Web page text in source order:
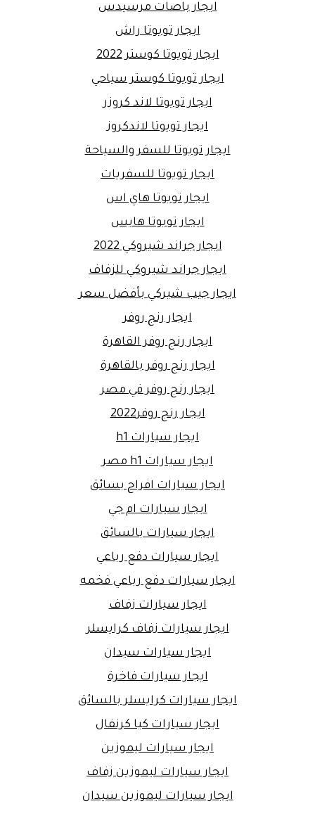
ايجار باصات مرسيدس
ايجار تويوتا راش
ايجار تويوتا كوستر 2022
ايجار تويوتا كوستر سياحي
ايجار تويوتا لاند كروزر
ايجار تويوتا لاندكروز
ايجار تويوتا للسفر والسياحة
ايجار تويوتا للسفريات
ايجار تويوتا هاي اس
ايجار تويوتا هايس
ايجار جراند شيروكي 2022
ايجار جراند شيروكي للزفاف
ايجار جيب شيركي بأفضل سعر
ايجار رنج روفر
ايجار رنج روفر القاهرة
ايجار رنج روفر بالقاهرة
ايجار رنج روفر في مصر
ايجار رنج روفر2022
ايجار سيارات h1
ايجار سيارات h1 مصر
ايجار سيارات افراح بسائق
ايجار سيارات ام جي
ايجار سيارات بالسائق
ايجار سيارات دفع رباعي
ايجار سيارات دفع رباعي فخمه
ايجار سيارات زفاف
ايجار سيارات زفاف كرايسلر
ايجار سيارات سيدان
ايجار سيارات فاخرة
ايجار سيارات كرايسلر بالسائق
ايجار سيارات كيا كرنفال
ايجار سيارات ليموزين
ايجار سيارات ليموزين زفاف
ايجار سيارات ليموزين سيدان